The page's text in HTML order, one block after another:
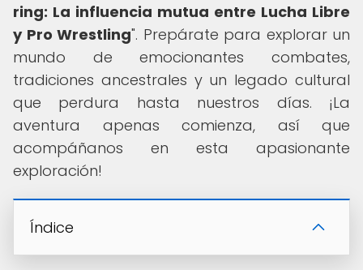
ring: La influencia mutua entre Lucha Libre
y Pro Wrestling". Prepárate para explorar un
mundo de emocionantes combates,
tradiciones ancestrales y un legado cultural
que perdura hasta nuestros días. ¡La
aventura apenas comienza, así que
acompáñanos en esta apasionante
exploración!
Índice